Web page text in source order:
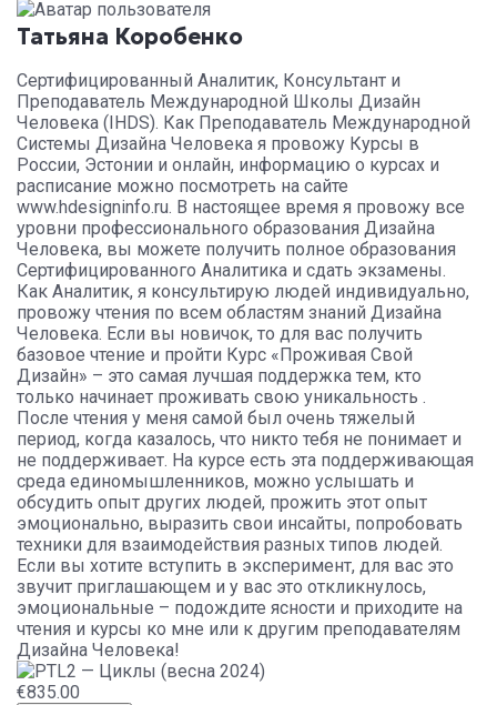
Татьяна Коробенко
Сертифицированный Аналитик, Консультант и
Преподаватель Международной Школы Дизайн
Человека (IHDS). Как Преподаватель Международной
Системы Дизайна Человека я провожу Курсы в
России, Эстонии и онлайн, информацию о курсах и
расписание можно посмотреть на сайте
www.hdesigninfo.ru. В настоящее время я провожу все
уровни профессионального образования Дизайна
Человека, вы можете получить полное образования
Сертифицированного Аналитика и сдать экзамены.
Как Аналитик, я консультирую людей индивидуально,
провожу чтения по всем областям знаний Дизайна
Человека. Если вы новичок, то для вас получить
базовое чтение и пройти Курс «Проживая Свой
Дизайн» – это самая лучшая поддержка тем, кто
только начинает проживать свою уникальность .
После чтения у меня самой был очень тяжелый
период, когда казалось, что никто тебя не понимает и
не поддерживает. На курсе есть эта поддерживающая
среда единомышленников, можно услышать и
обсудить опыт других людей, прожить этот опыт
эмоционально, выразить свои инсайты, попробовать
техники для взаимодействия разных типов людей.
Если вы хотите вступить в эксперимент, для вас это
звучит приглашающем и у вас это откликнулось,
эмоциональные – подождите ясности и приходите на
чтения и курсы ко мне или к другим преподавателям
Дизайна Человека!
€835.00